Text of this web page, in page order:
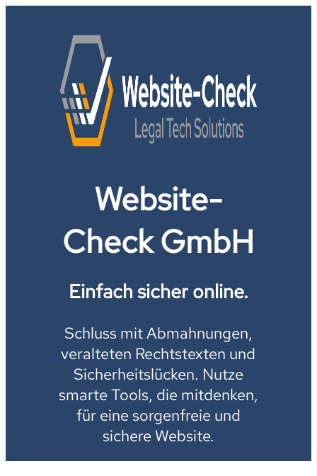
Website-
Check GmbH
Einfach sicher online.
Schluss mit Abmahnungen,
veralteten Rechtstexten und
Sicherheitslücken. Nutze
smarte Tools, die mitdenken,
für eine sorgenfreie und
sichere Website.